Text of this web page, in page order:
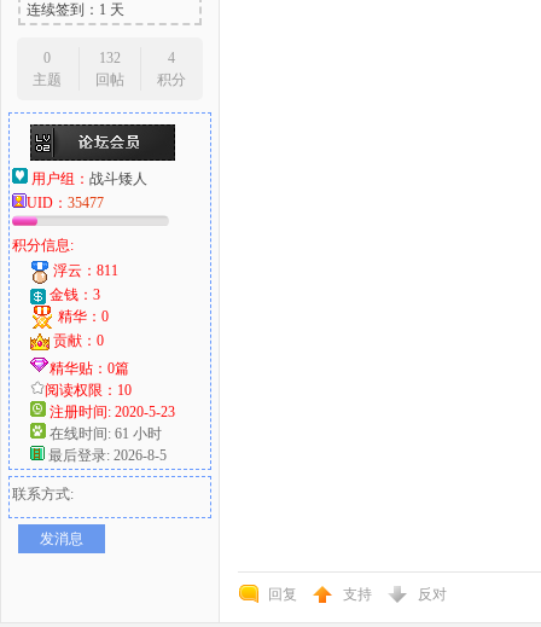
连续签到：1 天
0
主题
132
回帖
4
积分
用户组： 战斗矮人
UID： 35477
积分信息:
浮云：811
金钱：3
精华：0
贡献：0
精华贴：0篇
阅读权限：10
注册时间: 2020-5-23
在线时间: 61 小时
最后登录: 2026-8-5
联系方式:
发消息
回复 支持 反对